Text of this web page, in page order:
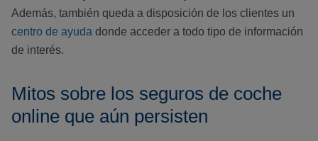
Además, también queda a disposición de los clientes un
centro de ayuda donde acceder a todo tipo de información
de interés.
Mitos sobre los seguros de coche
online que aún persisten